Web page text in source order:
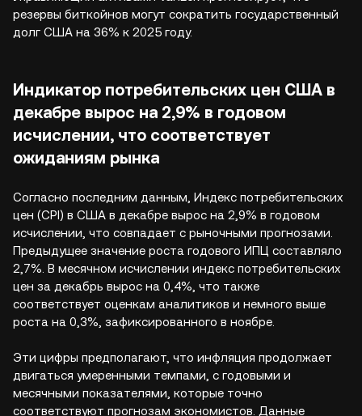
резервы биткойнов могут сократить государственный
долг США на 36% к 2025 году.
Индикатор потребительских цен США в
декабре вырос на 2,9% в годовом
исчислении, что соответствует
ожиданиям рынка
Согласно последним данным, Индекс потребительских
цен (CPI) в США в декабре вырос на 2,9% в годовом
исчислении, что совпадает с рыночными прогнозами.
Предыдущее значение роста годового ИПЦ составляло
2,7%. В месячном исчислении индекс потребительских
цен за декабрь вырос на 0,4%, что также
соответствует оценкам аналитиков и немного выше
роста на 0,3%, зафиксированного в ноябре.
Эти цифры предполагают, что инфляция продолжает
двигаться умеренными темпами, с годовыми и
месячными показателями, которые точно
соответствуют прогнозам экономистов. Данные